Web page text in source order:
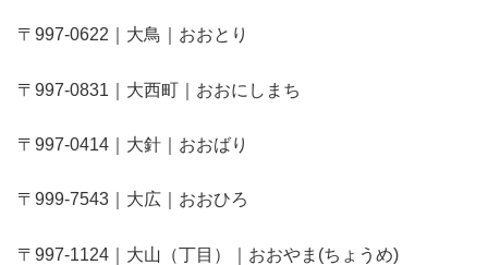
〒997-0622｜大鳥｜おおとり
〒997-0831｜大西町｜おおにしまち
〒997-0414｜大針｜おおばり
〒999-7543｜大広｜おおひろ
〒997-1124｜大山（丁目）｜おおやま(ちょうめ)